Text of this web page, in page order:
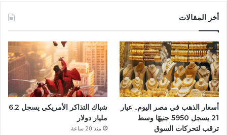
و
ك
أخر المقالات
أسعار الذهب في مصر اليوم.. عيار
21 يسجل 5950 جنيهًا وسط
ترقب لتحركات السوق
شباك التذاكر الأمريكي يسجل 6.2
مليار دولار
منذ 20 ساعة